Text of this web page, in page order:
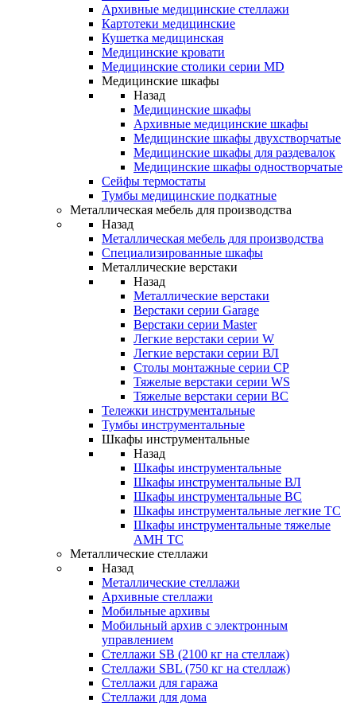
Архивные медицинские стеллажи
Картотеки медицинские
Кушетка медицинская
Медицинские кровати
Медицинские столики серии MD
Медицинские шкафы
Назад
Медицинские шкафы
Архивные медицинские шкафы
Медицинские шкафы двухстворчатые
Медицинские шкафы для раздевалок
Медицинские шкафы одностворчатые
Сейфы термостаты
Тумбы медицинские подкатные
Металлическая мебель для производства
Назад
Металлическая мебель для производства
Cпециализированные шкафы
Металлические верстаки
Назад
Металлические верстаки
Верстаки серии Garage
Верстаки серии Master
Легкие верстаки серии W
Легкие верстаки серии ВЛ
Столы монтажные серии СР
Тяжелые верстаки серии WS
Тяжелые верстаки серии ВС
Тележки инструментальные
Тумбы инструментальные
Шкафы инструментальные
Назад
Шкафы инструментальные
Шкафы инструментальные ВЛ
Шкафы инструментальные ВС
Шкафы инструментальные легкие ТС
Шкафы инструментальные тяжелые
AMH TC
Металлические стеллажи
Назад
Металлические стеллажи
Архивные стеллажи
Мобильные архивы
Мобильный архив с электронным
управлением
Стеллажи SB (2100 кг на стеллаж)
Стеллажи SBL (750 кг на стеллаж)
Стеллажи для гаража
Стеллажи для дома